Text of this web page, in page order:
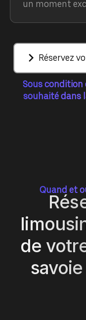
un moment
Réservez
Sous condition
souhaité dans
Quand et
de